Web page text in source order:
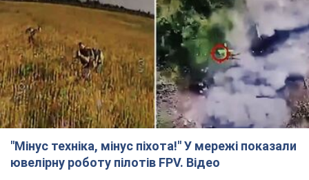
"Мінус техніка, мінус піхота!" У мережі показали
ювелірну роботу пілотів FPV. Відео